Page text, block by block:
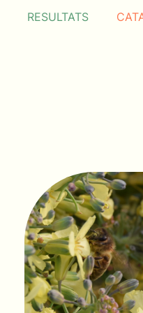
RESULTATS